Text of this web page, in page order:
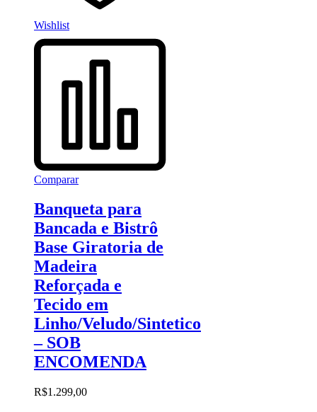
Wishlist
Comparar
Banqueta para
Bancada e Bistrô
Base Giratoria de
Madeira
Reforçada e
Tecido em
Linho/Veludo/Sintetico
– SOB
ENCOMENDA
R$1.299,00